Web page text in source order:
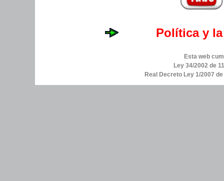
Política y
Esta web
Ley 34/2002 de
Real Decreto Ley 1/2007